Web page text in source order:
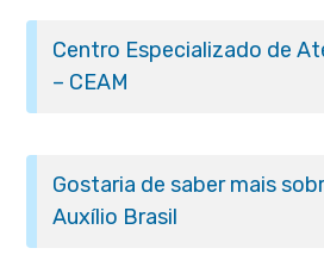
Centro Especializado de
– CEAM
Gostaria de saber mais
Auxílio Brasil